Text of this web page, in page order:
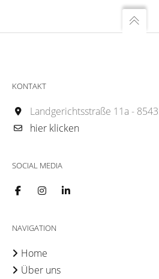
KONTAKT
Landgerichtsstraße 11a -
hier klicken
SOCIAL MEDIA
NAVIGATION
Home
Über uns